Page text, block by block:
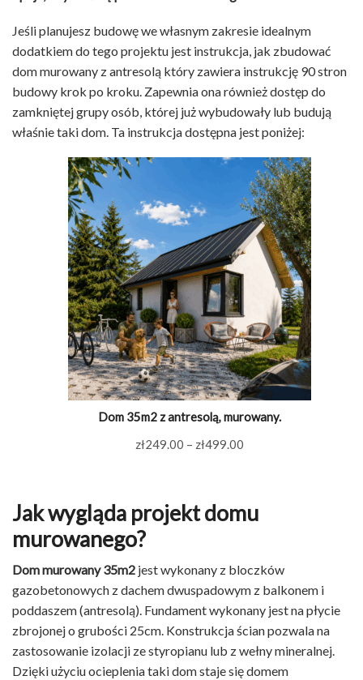
Jeśli planujesz budowę we własnym zakresie idealnym
dodatkiem do tego projektu jest instrukcja, jak zbudować
dom murowany z antresolą który zawiera instrukcję 90 stron
budowy krok po kroku. Zapewnia ona również dostęp do
zamkniętej grupy osób, której już wybudowały lub budują
właśnie taki dom. Ta instrukcja dostępna jest poniżej:
Dom 35m2 z antresolą, murowany.
zł249.00 – zł499.00
zł249.00
Jak wygląda projekt domu
murowanego?
Dom murowany 35m2 jest wykonany z bloczków
gazobetonowych z dachem dwuspadowym z balkonem i
poddaszem (antresolą). Fundament wykonany jest na płycie
zbrojonej o grubości 25cm. Konstrukcja ścian pozwala na
zastosowanie izolacji ze styropianu lub z wełny mineralnej.
Dzięki użyciu ocieplenia taki dom staje się domem